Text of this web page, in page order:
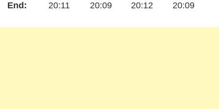
End:
20:11
20:09
20:12
20:09